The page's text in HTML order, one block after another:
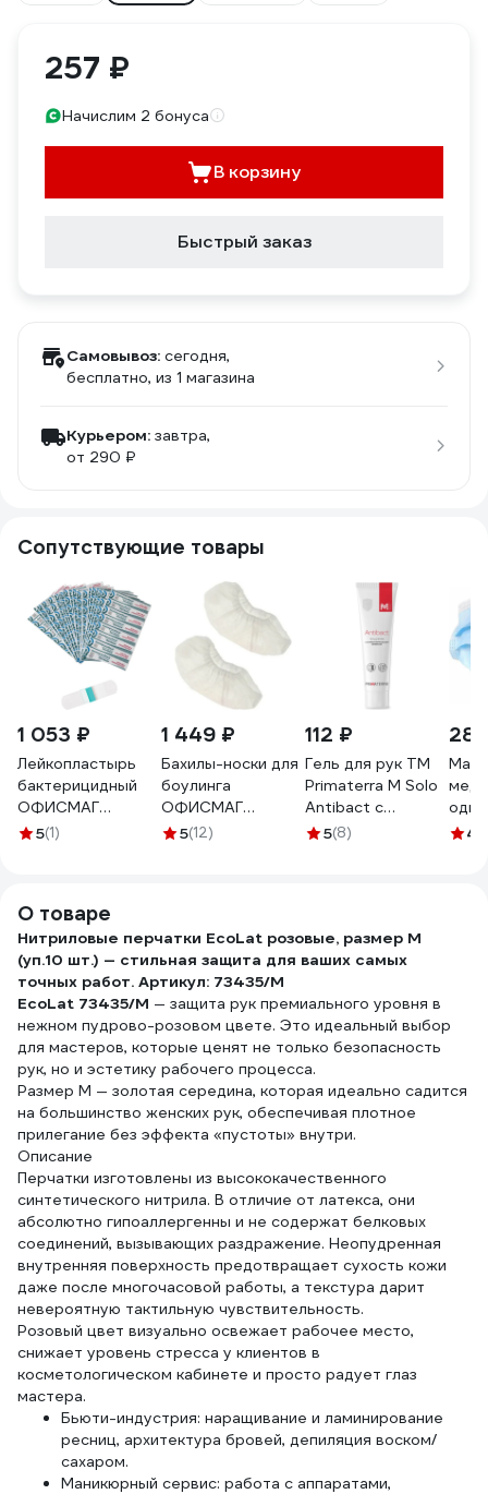
257 ₽
Начислим 2 бонуса
В корзину
Быстрый заказ
Самовывоз: сегодня,
бесплатно, из 1 магазина
Курьером: завтра,
от 290 ₽
Сопутствующие товары
1 053 ₽
Лейкопластырь
бактерицидный
ОФИСМАГ
ВЕРОФАРМ,
5(1)
1 449 ₽
Бахилы-носки для
боулинга
ОФИСМАГ
МЕДСЕРВИС
5(12)
112 ₽
Гель для рук TM
Primaterra M Solo
Antibact с
антибактериальным
5(8) 4.9
О товаре
Нитриловые перчатки EcoLat розовые, размер M
(уп.10 шт.) — стильная защита для ваших самых
точных работ. Артикул: 73435/M
EcoLat 73435/M — защита рук премиального уровня в
нежном пудрово-розовом цвете. Это идеальный выбор
для мастеров, которые ценят не только безопасность
рук, но и эстетику рабочего процесса.
Размер М — золотая середина, которая идеально садится
на большинство женских рук, обеспечивая плотное
прилегание без эффекта «пустоты» внутри.
Описание
Перчатки изготовлены из высококачественного
синтетического нитрила. В отличие от латекса, они
абсолютно гипоаллергенны и не содержат белковых
соединений, вызывающих раздражение. Неопудренная
внутренняя поверхность предотвращает сухость кожи
даже после многочасовой работы, а текстура дарит
невероятную тактильную чувствительность.
Розовый цвет визуально освежает рабочее место,
снижает уровень стресса у клиентов в
косметологическом кабинете и просто радует глаз
мастера.
Бьюти-индустрия: наращивание и ламинирование
ресниц, архитектура бровей, депиляция воском/
сахаром.
Маникюрный сервис: работа с аппаратами,